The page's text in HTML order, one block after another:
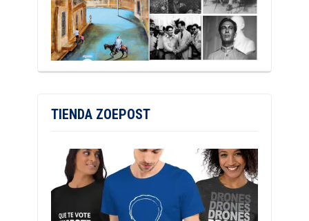
TIENDA ZOEPOST